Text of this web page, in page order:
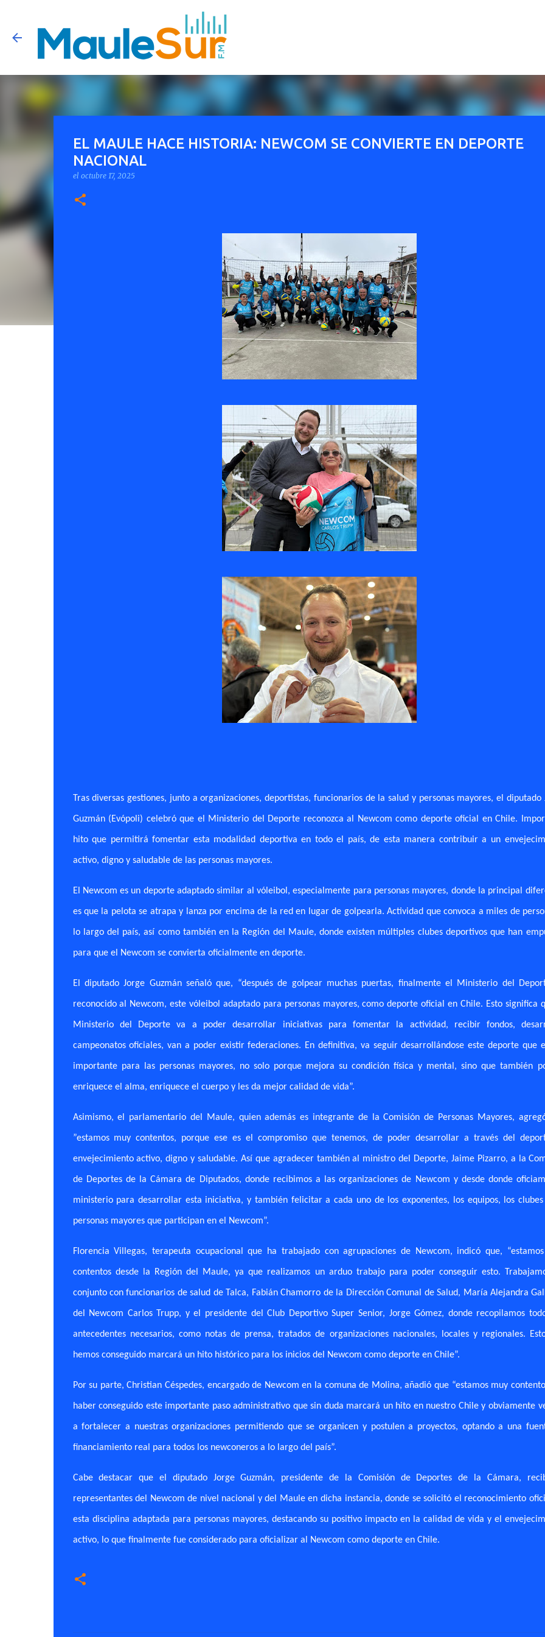
EL MAULE HACE HISTORIA: NEWCOM SE CONVIERTE EN DEPORTE
NACIONAL
el octubre 17, 2025
Tras diversas gestiones, junto a organizaciones, deportistas, funcionarios de la salud y personas mayores, el diputado
Guzmán (Evópoli) celebró que el Ministerio del Deporte reconozca al Newcom como deporte oficial en Chile.
hito que permitirá fomentar esta modalidad deportiva en todo el país, de esta manera contribuir a un
activo, digno y saludable de las personas mayores.
El Newcom es un deporte adaptado similar al vóleibol, especialmente para personas mayores, donde la principal
es que la pelota se atrapa y lanza por encima de la red en lugar de golpearla. Actividad que convoca a miles de
lo largo del país, así como también en la Región del Maule, donde existen múltiples clubes deportivos que han
para que el Newcom se convierta oficialmente en deporte.
El diputado Jorge Guzmán señaló que, “después de golpear muchas puertas, finalmente el Ministerio del
reconocido al Newcom, este vóleibol adaptado para personas mayores, como deporte oficial en Chile. Esto significa
Ministerio del Deporte va a poder desarrollar iniciativas para fomentar la actividad, recibir fondos,
campeonatos oficiales, van a poder existir federaciones. En definitiva, va seguir desarrollándose este deporte que
importante para las personas mayores, no solo porque mejora su condición física y mental, sino que también
enriquece el alma, enriquece el cuerpo y les da mejor calidad de vida”.
Asimismo, el parlamentario del Maule, quien además es integrante de la Comisión de Personas Mayores,
”estamos muy contentos, porque ese es el compromiso que tenemos, de poder desarrollar a través del
envejecimiento activo, digno y saludable. Así que agradecer también al ministro del Deporte, Jaime Pizarro, a la
de Deportes de la Cámara de Diputados, donde recibimos a las organizaciones de Newcom y desde donde
ministerio para desarrollar esta iniciativa, y también felicitar a cada uno de los exponentes, los equipos, los
personas mayores que participan en el Newcom”.
Florencia Villegas, terapeuta ocupacional que ha trabajado con agrupaciones de Newcom, indicó que,
contentos desde la Región del Maule, ya que realizamos un arduo trabajo para poder conseguir esto.
conjunto con funcionarios de salud de Talca, Fabián Chamorro de la Dirección Comunal de Salud, María Alejandra
del Newcom Carlos Trupp, y el presidente del Club Deportivo Super Senior, Jorge Gómez, donde recopilamos
antecedentes necesarios, como notas de prensa, tratados de organizaciones nacionales, locales y regionales.
hemos conseguido marcará un hito histórico para los inicios del Newcom como deporte en Chile”.
Por su parte, Christian Céspedes, encargado de Newcom en la comuna de Molina, añadió que “estamos muy
haber conseguido este importante paso administrativo que sin duda marcará un hito en nuestro Chile y obviamente
a fortalecer a nuestras organizaciones permitiendo que se organicen y postulen a proyectos, optando a una
financiamiento real para todos los newconeros a lo largo del país”.
Cabe destacar que el diputado Jorge Guzmán, presidente de la Comisión de Deportes de la Cámara,
representantes del Newcom de nivel nacional y del Maule en dicha instancia, donde se solicitó el reconocimiento
esta disciplina adaptada para personas mayores, destacando su positivo impacto en la calidad de vida y el
activo, lo que finalmente fue considerado para oficializar al Newcom como deporte en Chile.